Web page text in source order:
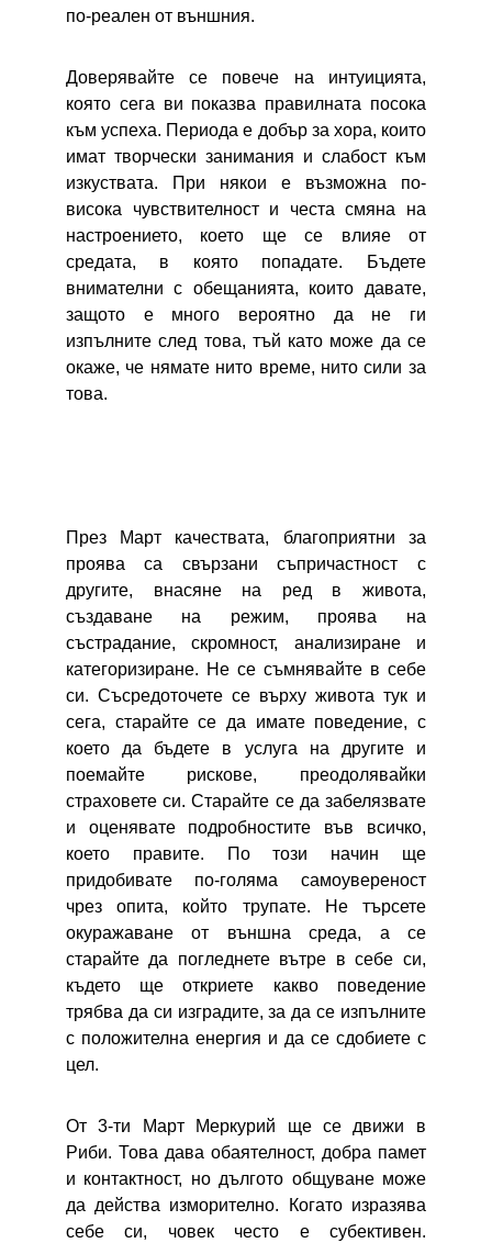
по-реален от външния.
Доверявайте се повече на интуицията,
която сега ви показва правилната посока
към успеха. Периода е добър за хора, които
имат творчески занимания и слабост към
изкуствата. При някои е възможна по-
висока чувствителност и честа смяна на
настроението, което ще се влияе от
средата, в която попадате. Бъдете
внимателни с обещанията, които давате,
защото е много вероятно да не ги
изпълните след това, тъй като може да се
окаже, че нямате нито време, нито сили за
това.
През Март качествата, благоприятни за
проява са свързани съпричастност с
другите, внасяне на ред в живота,
създаване на режим, проява на
състрадание, скромност, анализиране и
категоризиране. Не се съмнявайте в себе
си. Съсредоточете се върху живота тук и
сега, старайте се да имате поведение, с
което да бъдете в услуга на другите и
поемайте рискове, преодолявайки
страховете си. Старайте се да забелязвате
и оценявате подробностите във всичко,
което правите. По този начин ще
придобивате по-голяма самоувереност
чрез опита, който трупате. Не търсете
окуражаване от външна среда, а се
старайте да погледнете вътре в себе си,
където ще откриете какво поведение
трябва да си изградите, за да се изпълните
с положителна енергия и да се сдобиете с
цел.
От 3-ти Март Меркурий ще се движи в
Риби. Това дава обаятелност, добра памет
и контактност, но дългото общуване може
да действа изморително. Когато изразява
себе си, човек често е субективен.